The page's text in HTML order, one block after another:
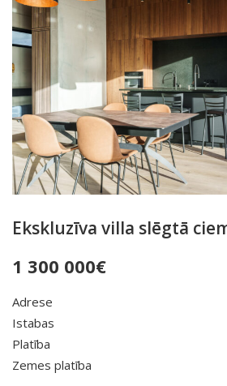
Ekskluzīva villa slēgtā
1 300 000€
Adrese
Istabas
Platība
Zemes platība